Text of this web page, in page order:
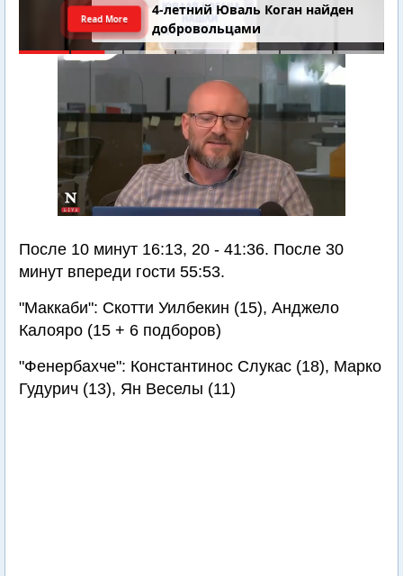
4-летний Юваль Коган найден
добровольцами
Read More
После 10 минут 16:13, 20 - 41:36. После 30
минут впереди гости 55:53.
"Маккаби": Скотти Уилбекин (15), Анджело
Калояро (15 + 6 подборов)
"Фенербахче": Константинос Слукас (18), Марко
Гудурич (13), Ян Веселы (11)